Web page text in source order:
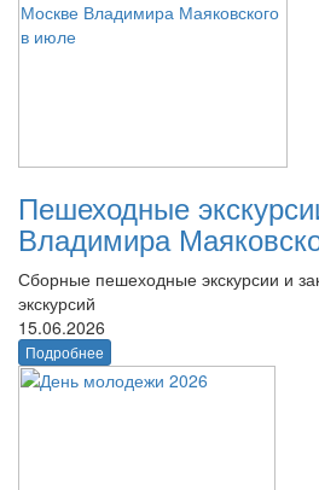
Пешеходные
Владимира
Сборные пешеходные экскурсии и
экскурсий
15.06.2026
Подробнее